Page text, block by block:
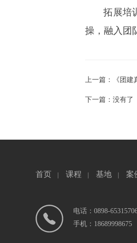
拓展培
操，融入团
上一篇：《团建
下一篇：没有了
首页 课程 基地 案
电话：0898-
手机：18689998675